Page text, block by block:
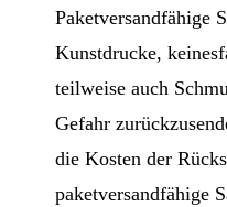
Paketversandfähige
Kunstdrucke,
teilweise auch
Gefahr
die Kosten der
paketversandfähige